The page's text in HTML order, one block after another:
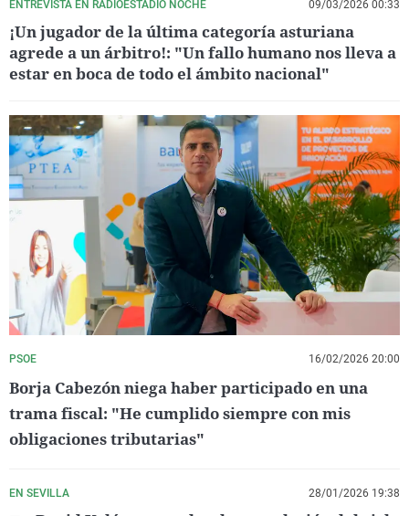
ENTREVISTA EN RADIOESTADIO NOCHE 09/03/2026 00:33
¡Un jugador de la última categoría asturiana
agrede a un árbitro!: "Un fallo humano nos lleva a
estar en boca de todo el ámbito nacional"
PSOE 16/02/2026 20:00
Borja Cabezón niega haber participado en una
trama fiscal: "He cumplido siempre con mis
obligaciones tributarias"
EN SEVILLA 28/01/2026 19:38